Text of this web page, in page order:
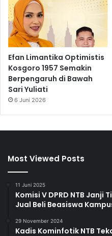
Efan Limantika Optimistis
Kosgoro 1957 Semakin
Berpengaruh di Bawah
Sari Yuliati
6 Juni 2026
Most Viewed Posts
11 Juni 2025
Komisi V DPRD NTB
Jual Beli Beasiswa
29 November 2024
Kadis Kominfotik NTB